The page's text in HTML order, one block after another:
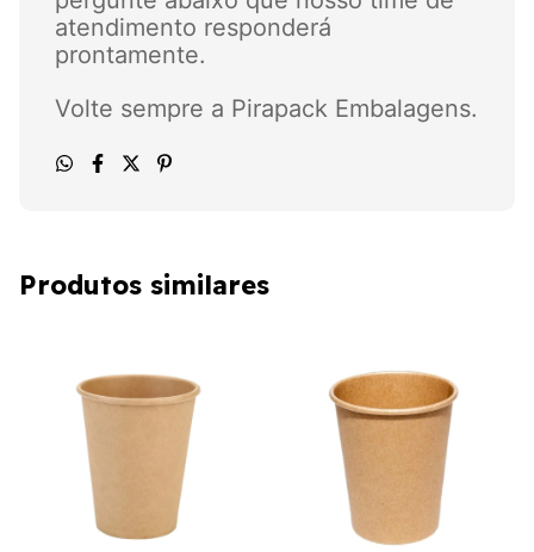
atendimento responderá
prontamente.
Volte sempre a Pirapack Embalagens.
Produtos similares